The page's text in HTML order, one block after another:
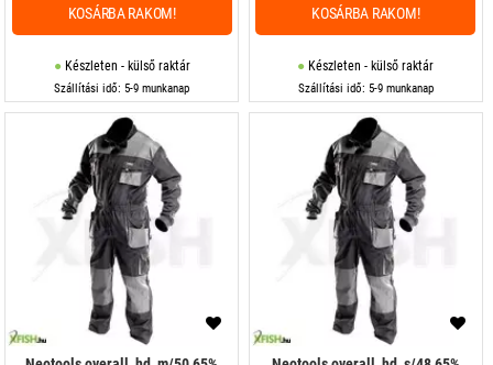
Készleten - külső raktár
Szállítási idő: 5-9 munkanap
KOSÁRBA RAKOM!
Készleten - külső raktár
Szállítási idő: 5-9 munkanap
KOSÁRBA RAKOM!